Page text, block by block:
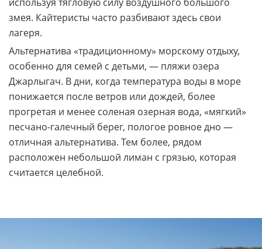
змея. Кайтеристы часто разбивают здесь свои
лагеря.
Альтернатива «традиционному» морскому отдыху,
особенно для семей с детьми, — пляжи озера
Джарлыгач. В дни, когда температура воды в море
понижается после ветров или дождей, более
прогретая и менее соленая озерная вода, «мягкий»
песчано-галечный берег, пологое ровное дно —
отличная альтернатива. Тем более, рядом
расположен небольшой лиман с грязью, которая
считается целебной.